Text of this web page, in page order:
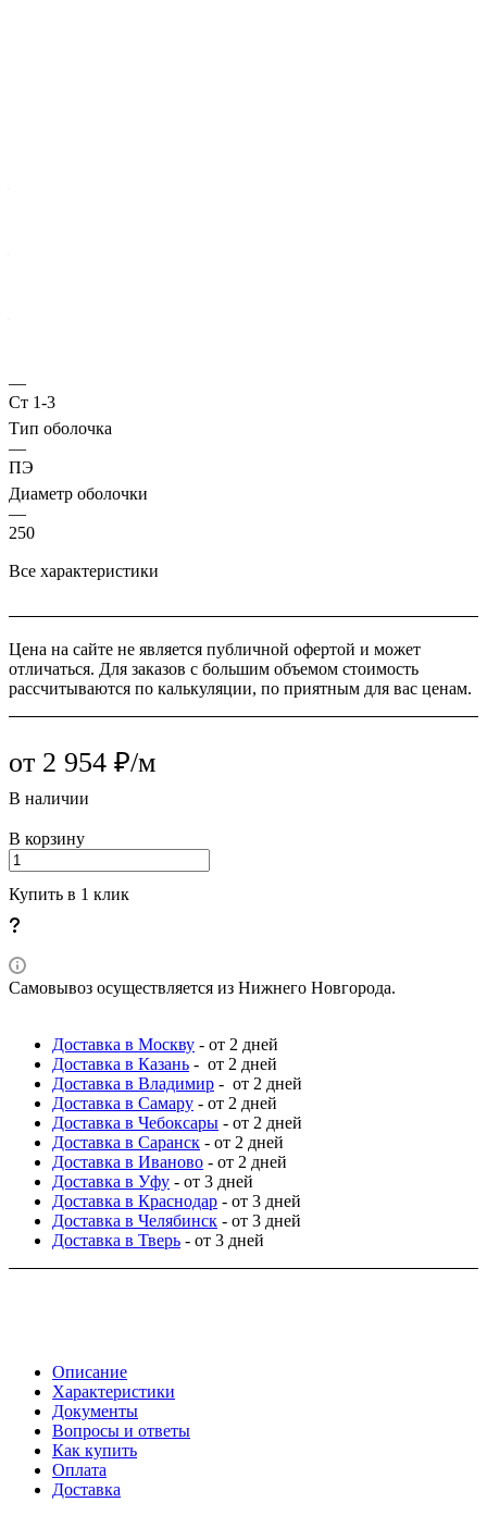
—
Ст 1-3
Тип оболочка
—
ПЭ
Диаметр оболочки
—
250
Все характеристики
Цена на сайте не является публичной офертой и может
отличаться. Для заказов с большим объемом стоимость
рассчитываются по калькуляции, по приятным для вас ценам.
от 2 954 ₽/м
В наличии
В корзину
Купить в 1 клик
Самовывоз осуществляется из Нижнего Новгорода.
Доставка в Москву - от 2 дней
Доставка в Казань - от 2 дней
Доставка в Владимир - от 2 дней
Доставка в Самару - от 2 дней
Доставка в Чебоксары - от 2 дней
Доставка в Саранск - от 2 дней
Доставка в Иваново - от 2 дней
Доставка в Уфу - от 3 дней
Доставка в Краснодар - от 3 дней
Доставка в Челябинск - от 3 дней
Доставка в Тверь - от 3 дней
Описание
Характеристики
Документы
Вопросы и ответы
Как купить
Оплата
Доставка